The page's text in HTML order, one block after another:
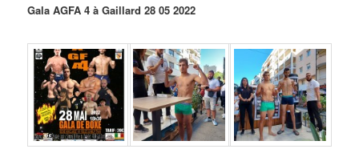
Gala AGFA 4 à Gaillard 28 05 2022